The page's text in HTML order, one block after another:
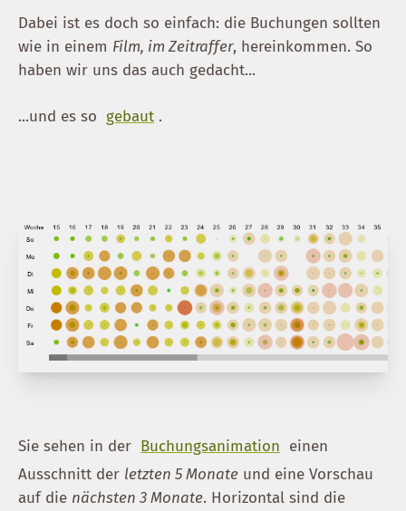
Dabei ist es doch so einfach: die Buchungen sollten
wie in einem Film, im Zeitraffer, hereinkommen. So
haben wir uns das auch gedacht...
...und es so gebaut .
Sie sehen in der Buchungsanimation einen
Ausschnitt der letzten 5 Monate und eine Vorschau
auf die nächsten 3 Monate. Horizontal sind die